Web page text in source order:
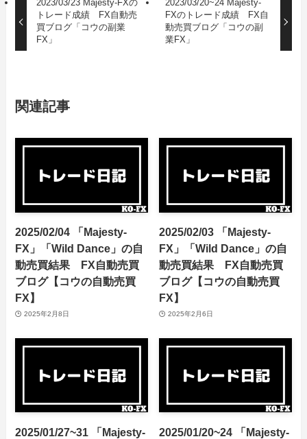
2023/03/23 Majesty-FXの
トレード成績 FX自動売
買ブログ「コウの副業
FX」
2023/03/20~24 Majesty-
FXのトレード成績 FX自
動売買ブログ「コウの副
業FX」
関連記事
2025/02/04 「Majesty-
FX」「Wild Dance」の自
動売買結果 FX自動売買
ブログ【コウの自動売買
FX】
2025年2月8日
2025/02/03 「Majesty-
FX」「Wild Dance」の自
動売買結果 FX自動売買
ブログ【コウの自動売買
FX】
2025年2月6日
2025/01/27~31 「Majesty-
2025/01/20~24 「Majesty-